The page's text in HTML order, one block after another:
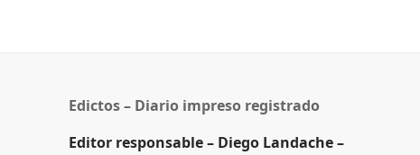
Edictos – Diario impreso registrado
Editor responsable – Diego Landache –